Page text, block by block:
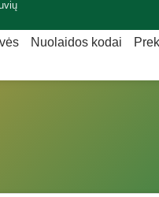
Nuolaidos kodai